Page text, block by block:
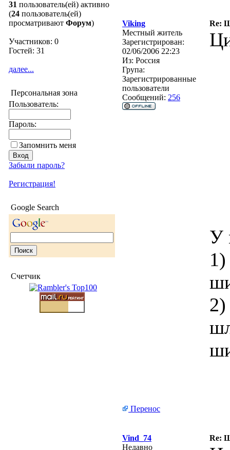
31 пользователь(ей) активно
(24 пользователь(ей)
просматривают Форум)
Участников: 0
Гостей: 31
далее...
Персональная зона
Пользователь:
Пароль:
Запомнить меня
Забыли пароль?
Регистрация!
Google Search
Счетчик
Viking
Re:
Местный житель
Зарегистрирован:
02/06/2006 22:23
Из: Россия
Група:
Зарегистрированные
пользователи
Сообщений: 256
У
2)
Перенос
Vind_74
Re:
Недавно